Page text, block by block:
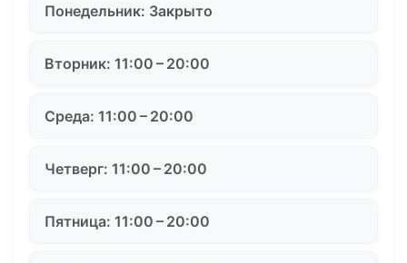
Понедельник: Закрыто
Вторник: 11:00 – 20:00
Среда: 11:00 – 20:00
Четверг: 11:00 – 20:00
Пятница: 11:00 – 20:00